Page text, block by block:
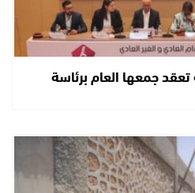
جمعها العام برئاسة